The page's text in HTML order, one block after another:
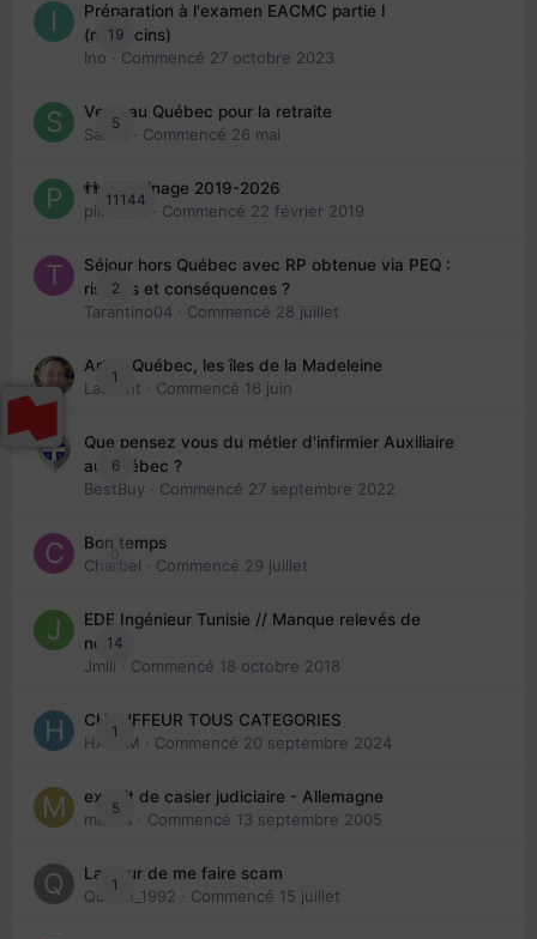
19
Préparation à l'examen EACMC partie I
(médecins)
Ino · Commencé 27 octobre 2023
5
Venir au Québec pour la retraite
Sab74
· Commencé 26 mai
11144
👬 Parrainage 2019-2026
piinoush · Commencé 22 février 2019
2
Séjour hors Québec avec RP obtenue via PEQ :
risques et conséquences ?
Tarantino04 · Commencé 28 juillet
1
Arte : Québec, les îles de la Madeleine
Laurent · Commencé 16 juin
6
Que pensez vous du métier d'infirmier Auxiliaire
au Québec ?
BestBuy · Commencé 27 septembre 2022
0
Bon temps
Charbel · Commencé 29 juillet
14
EDE Ingénieur Tunisie // Manque relevés de
note
Jmili · Commencé 18 octobre 2018
1
CHAUFFEUR TOUS CATEGORIES
HAZEM · Commencé 20 septembre 2024
5
extrait de casier judiciaire - Allemagne
maries · Commencé 13 septembre 2005
1
La peur de me faire scam
Queen_1992 · Commencé 15 juillet